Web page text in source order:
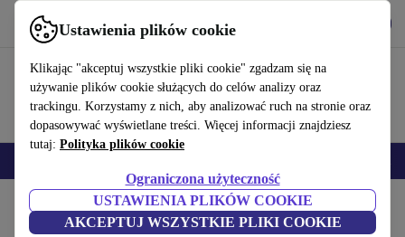
Ustawienia plików cookie
Klikając "akceptuj wszystkie pliki cookie" zgadzam się na
używanie plików cookie służących do celów analizy oraz
trackingu. Korzystamy z nich, aby analizować ruch na stronie oraz
dopasowywać wyświetlane treści. Więcej informacji znajdziesz
tutaj: Polityka plików cookie
Ograniczona użyteczność
USTAWIENIA PLIKÓW COOKIE
AKCEPTUJ WSZYSTKIE PLIKI COOKIE
Korzystaj z refurbed szybko i łatwo
Produkty Laptopy Laptopy HP